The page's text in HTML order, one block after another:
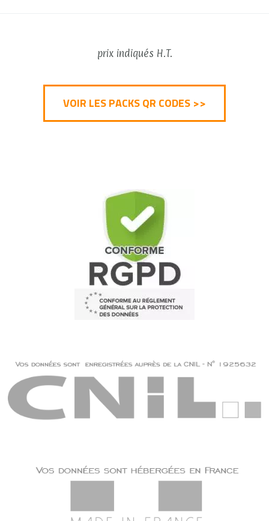
prix indiqués H.T.
VOIR LES PACKS QR CODES >>